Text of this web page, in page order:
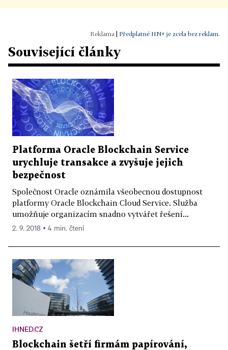
Předplatné HN+ je zcela bez reklam.
Související články
Platforma Oracle Blockchain Service
urychluje transakce a zvyšuje jejich
bezpečnost
Společnost Oracle oznámila všeobecnou dostupnost
platformy Oracle Blockchain Cloud Service. Služba
umožňuje organizacím snadno vytvářet řešení...
2. 9. 2018 ▪ 4 min. čtení
IHNED.CZ
Blockchain šetří firmám papírování,